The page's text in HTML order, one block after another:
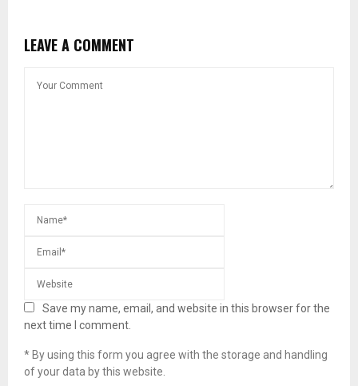
LEAVE A COMMENT
Save my name, email, and website in this browser for the
next time I comment.
* By using this form you agree with the storage and handling
of your data by this website.